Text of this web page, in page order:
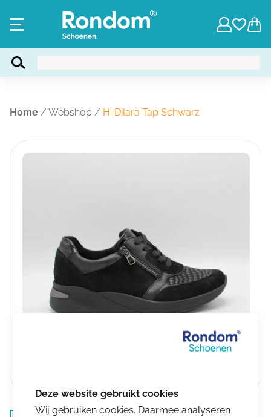
Home / Webshop / H-Dilara Tap Schwarz
Wij gebruiken cookies. Daarmee analyseren